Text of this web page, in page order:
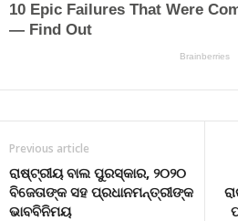
Previous article
ରାଷ୍ଟ୍ରୀୟ ବାଲ ପୁରସ୍କାର, ୨୦୨୦
ବିଜେତାଙ୍କ ସହ ପ୍ରଧାନମନ୍ତ୍ରୀଙ୍କ
ଭାବବିନିମୟ